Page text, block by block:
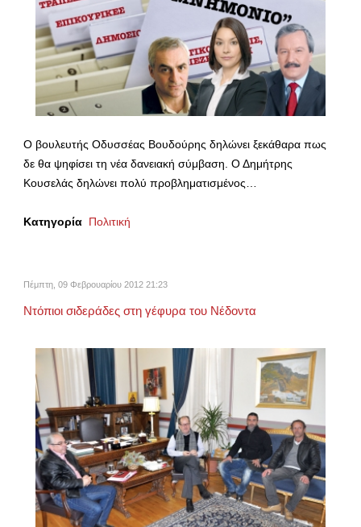
Ο βουλευτής Οδυσσέας Βουδούρης δηλώνει ξεκάθαρα πως
δε θα ψηφίσει τη νέα δανειακή σύμβαση. Ο Δημήτρης
Κουσελάς δηλώνει πολύ προβληματισμένος…
Κατηγορία Πολιτική
Πέμπτη, 09 Φεβρουαρίου 2012 21:23
Ντόπιοι σιδεράδες στη γέφυρα του Νέδοντα